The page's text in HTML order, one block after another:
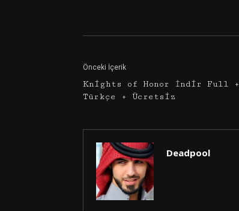
Önceki İçerik
Knights of Honor İndir Full +
Türkçe + Ücretsiz
Deadpool